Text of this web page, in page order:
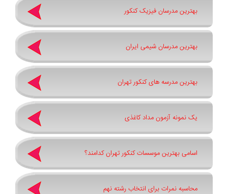
بهترین مدرسان فیزیک کنکور
بهترین مدرسان شیمی ایران
بهترین مدرسه های کنکور تهران
یک نمونه آزمون مداد کاغذی
اسامی بهترین موسسات کنکور تهران کدامند؟
محاسبه نمرات برای انتخاب رشته نهم